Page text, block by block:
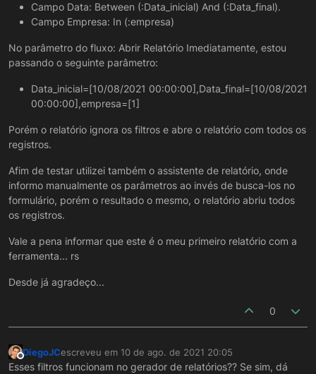
Campo Data: Between (:Data_inicial) And (:Data_final).
Campo Empresa: In (:empresa)
No parâmetro do fluxo: Abrir Relatório Imediatamente, estou
passando o seguinte parâmetro:
Data_inicial=[10/08/2021 00:00:00],Data_final=[10/08/2021
00:00:00],empresa=[1]
Porém o relatório ignora os filtros e abre o relatório com todos os
registros.
Afim de testar utilizei também o assistente de relatório, onde
informo manualmente os parâmetros ao invés de busca-los no
formulário, porém o resultado o mesmo, o relatório abriu todos
os registros.
Vale a pena informar que este é o meu primeiro relatório com a
ferramenta... rs
Desde já agradeço...
0
Offline
DiegoJCescreveu em 10 de ago. de 2021 20:05
última edição por
Esses filtros funcionam no gerador de relatórios?? Se sim, dá